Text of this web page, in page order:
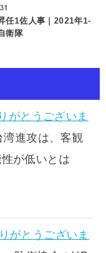
任1佐人事｜2021年1-
衛隊
がとうございま
進攻は、客観
が低いとは
がとうございま